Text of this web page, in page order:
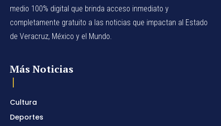
medio 100% digital que brinda acceso inmediato y
completamente gratuito a las noticias que impactan al Estado
de Veracruz, México y el Mundo.
Más Noticias
Cultura
Deportes